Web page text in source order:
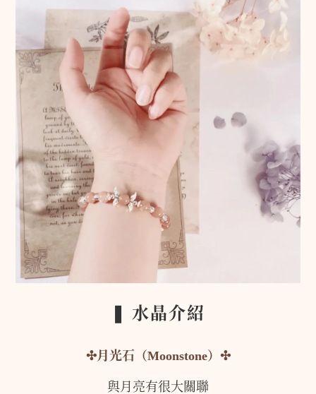
❚ 水晶介紹
✣月光石（Moonstone） ✣
與月亮有很大關聯